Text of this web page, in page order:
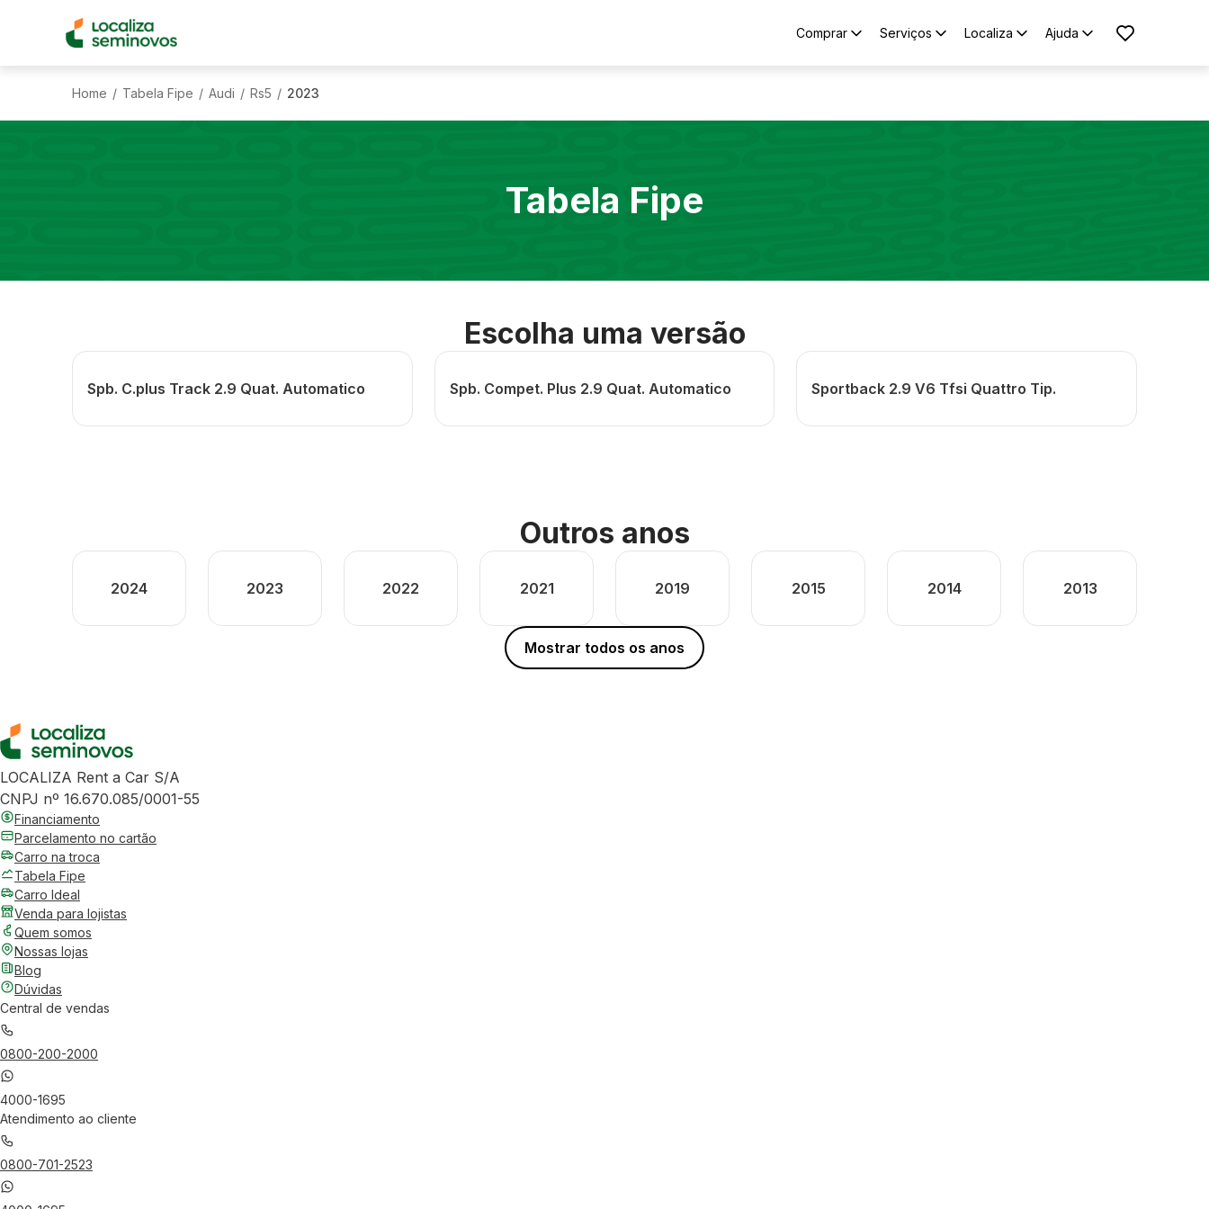
Comprar Serviços Localiza Ajuda
Home / Tabela Fipe / Audi / Rs5 / 2023
Tabela Fipe
Escolha uma versão
Spb. C.plus Track 2.9 Quat. Automatico Spb. Compet. Plus 2.9 Quat. Automatico Sportback 2.9 V6 Tfsi Quattro Tip.
Outros anos
2024 2023 2022 2021 2019 2015 2014 2013
Mostrar todos os anos
LOCALIZA Rent a Car S/A
CNPJ nº 16.670.085/0001-55
Financiamento
Parcelamento no cartão
Carro na troca
Tabela Fipe
Carro Ideal
Venda para lojistas
Quem somos
Nossas lojas
Blog
Dúvidas
Central de vendas
0800-200-2000
4000-1695
Atendimento ao cliente
0800-701-2523